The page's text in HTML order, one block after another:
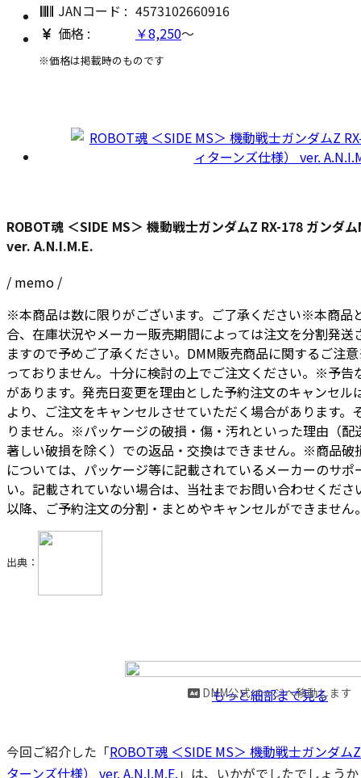
JANコード : 4573102660916
価格 :
￥8,250～
※価格は掲載時のものです
ROBOT魂 ＜SIDE MS＞ 機動戦士ガンダムZ RX-178 ガンダ
ver. A.N.I.M.E.
/ memo /
※本商品は数に限りがございます。ご了承ください※本商品
合、在庫状況やメーカー販売期間によっては注文を分割発
ますので予めご了承ください。DMM販売商品に関するご注
っておりません。十分に検討の上でご注文ください。※予告
があります。発売日変更を理由とした予約注文のキャンセ
より、ご注文をキャンセルさせていただく場合があります。
りません。※パッケージの破損・傷・汚れといった理由（配
著しい破損を除く）での返品・交換はできません。※商品破
については、パッケージ等に記載されているメーカーのサ
い。記載されていない場合は、当社までお問い合わせくだ
以降、ご予約注文の分割・まとめやキャンセルができませ
出典：
もっと細部まで見る
DMM公式ページへ移動します
今回ご紹介した「ROBOT魂 ＜SIDE MS＞ 機動戦士ガンダム
ターンズ仕様） ver. A.N.I.M.E.」は、いかがでしたでしょう